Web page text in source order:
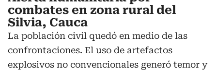
combates en zona rural del
Silvia, Cauca
La población civil quedó en medio de las
confrontaciones. El uso de artefactos
explosivos no convencionales generó temor y